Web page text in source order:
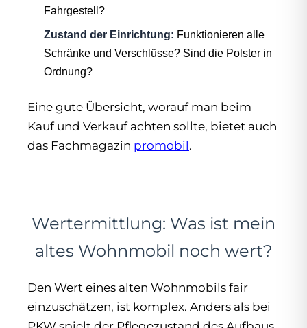
Fahrgestell?
Zustand der Einrichtung: Funktionieren alle
Schränke und Verschlüsse? Sind die Polster in
Ordnung?
Eine gute Übersicht, worauf man beim
Kauf und Verkauf achten sollte, bietet auch
das Fachmagazin promobil.
Wertermittlung: Was ist mein
altes Wohnmobil noch wert?
Den Wert eines alten Wohnmobils fair
einzuschätzen, ist komplex. Anders als bei